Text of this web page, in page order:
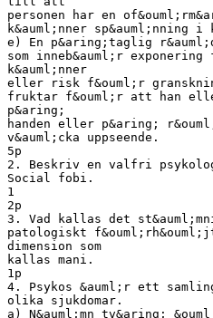
personen har en
k&auml;nner sp&auml;nning i
e) En p&aring;taglig
som inneb&auml;r exponering
k&auml;nner
eller risk f&ouml;r
fruktar f&ouml;r att han
p&aring;
handen eller p&aring;
v&auml;cka uppseende.
5p
2. Beskriv en valfri
Social fobi.
1
2p
3. Vad kallas det
patologiskt
dimension som
kallas mani.
1p
4. Psykos &auml;r ett
olika sjukdomar.
a) N&auml;mn tv&aring;